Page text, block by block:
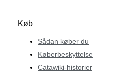
Køb
Sådan køber du
Køberbeskyttelse
Catawiki-historier